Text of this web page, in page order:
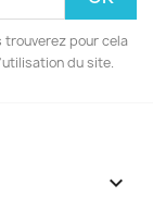
trouverez pour cela
du site.
